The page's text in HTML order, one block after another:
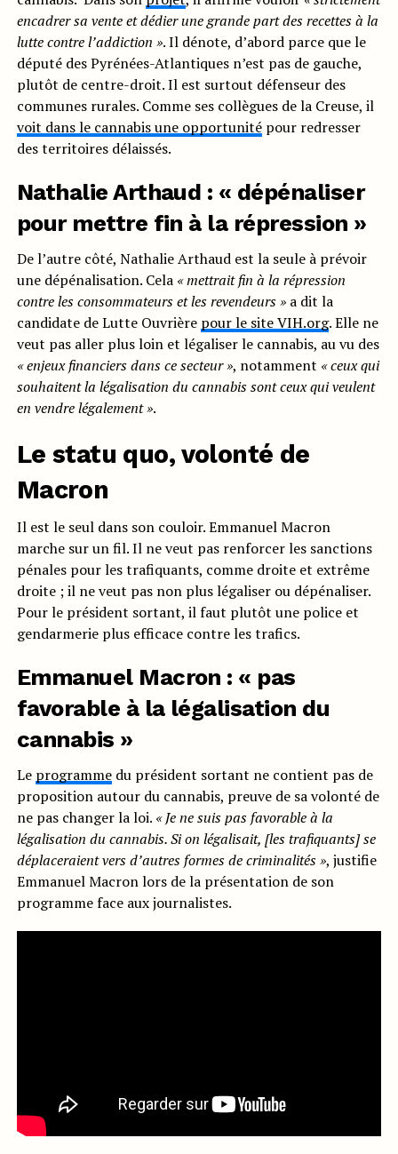
encadrer sa vente et dédier une grandepart des recettes à la
lutte contre l’addiction ».Il dénote, d’abord parce que le
député des Pyrénées-Atlantiques n’est pas de gauche,
plutôt de centre-droit. Il est surtout défenseur des
communes rurales. Comme ses collègues de la Creuse, il
voit dans le cannabis une opportunitépour redresser
des territoires délaissés.
Nathalie Arthaud : « dépénaliser
pour mettre fin à la répression »
De l’autre côté, Nathalie Arthaud est la seule à prévoir
une dépénalisation. Cela « mettrait fin à la répression
contre les consommateurs et les revendeurs »a dit la
candidate de Lutte Ouvrière pour le site VIH.org. Elle ne
veut pas aller plus loin et légaliser le cannabis, au vu des
« enjeux financiers dans ce secteur », notamment « ceux qui
souhaitent la légalisation du cannabis sont ceux qui veulent
en vendre légalement ».
Le statu quo, volonté de
Macron
Il est le seul dans son couloir. Emmanuel Macron
marche sur un fil. Il ne veut pas renforcer les sanctions
pénales pour les trafiquants, comme droite et extrême
droite ; il ne veut pas non plus légaliser ou dépénaliser.
Pour le président sortant, il faut plutôt une police et
gendarmerie plus efficace contre les trafics.
Emmanuel Macron : « pas
favorable à la légalisation du
cannabis »
Le programmedu président sortant ne contient pas de
proposition autour du cannabis, preuve de sa volonté de
ne pas changer la loi. « Je ne suispas favorable à la
légalisation du cannabis. Si on légalisait, [les trafiquants] se
déplaceraient vers d’autres formes de criminalités », justifie
Emmanuel Macron lors de la présentation de son
programme face aux journalistes.